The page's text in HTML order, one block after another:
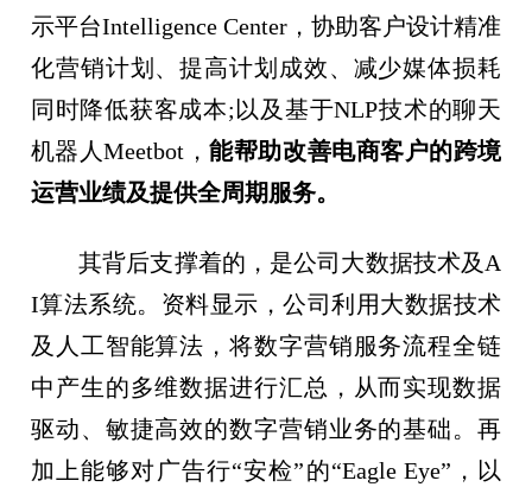
示平台Intelligence Center，协助客户设计精准
化营销计划、提高计划成效、减少媒体损耗
同时降低获客成本;以及基于NLP技术的聊天
机器人Meetbot，能帮助改善电商客户的跨境
运营业绩及提供全周期服务。
其背后支撑着的，是公司大数据技术及A
I算法系统。资料显示，公司利用大数据技术
及人工智能算法，将数字营销服务流程全链
中产生的多维数据进行汇总，从而实现数据
驱动、敏捷高效的数字营销业务的基础。再
加上能够对广告行“安检”的“Eagle Eye”，以